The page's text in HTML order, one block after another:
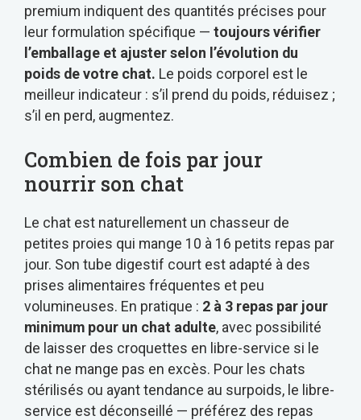
premium indiquent des quantités précises pour
leur formulation spécifique — toujours vérifier
l’emballage et ajuster selon l’évolution du
poids de votre chat. Le poids corporel est le
meilleur indicateur : s’il prend du poids, réduisez ;
s’il en perd, augmentez.
Combien de fois par jour
nourrir son chat
Le chat est naturellement un chasseur de
petites proies qui mange 10 à 16 petits repas par
jour. Son tube digestif court est adapté à des
prises alimentaires fréquentes et peu
volumineuses. En pratique : 2 à 3 repas par jour
minimum pour un chat adulte, avec possibilité
de laisser des croquettes en libre-service si le
chat ne mange pas en excès. Pour les chats
stérilisés ou ayant tendance au surpoids, le libre-
service est déconseillé — préférez des repas